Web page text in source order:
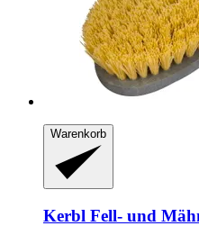
Warenkorb
Kerbl Fell-​ und